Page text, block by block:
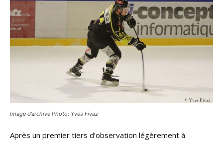
Image d’archive Photo: Yves Fivaz
Après un premier tiers d’observation légèrement à